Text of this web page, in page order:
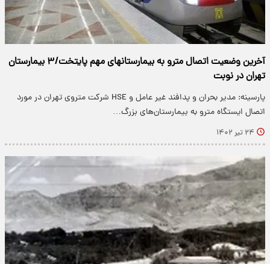
آخرین وضعیت اتصال مترو به بیمارستانهای مهم پایتخت/۳ بیمارستان
تهران در نوبت
پارسینه: مدیر بحران و پدافند غیر عامل و HSE شرکت متروی تهران در مورد
اتصال ایستگاه مترو به بیمارستان‌های بزرگ…
۲۴ تیر ۱۴۰۲